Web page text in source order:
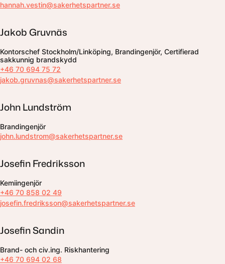
hannah.vestin@sakerhetspartner.se
Jakob Gruvnäs
Kontorschef Stockholm/Linköping, Brandingenjör, Certifierad
sakkunnig brandskydd
+46 70 694 75 72
jakob.gruvnas@sakerhetspartner.se
John Lundström
Brandingenjör
john.lundstrom@sakerhetspartner.se
Josefin Fredriksson
Kemiingenjör
+46 70 858 02 49
josefin.fredriksson@sakerhetspartner.se
Josefin Sandin
Brand- och civ.ing. Riskhantering
+46 70 694 02 68